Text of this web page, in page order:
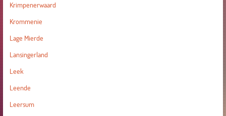
Krimpenerwaard
Krommenie
Lage Mierde
Lansingerland
Leek
Leende
Leersum